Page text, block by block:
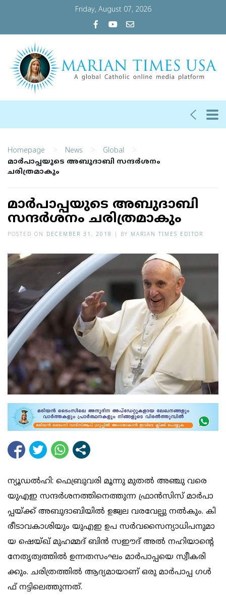
Friday, August 07, 2026
Homepage > News > Global >
മാർപാപ്പയുടെ അബുദാബി സന്ദർശനം
ചരിത്രമാകും
മാർപാപ്പയുടെ അബുദാബി
സന്ദർശനം ചരിത്രമാകും
POSTED ON DECEMBER 31, 2018 BY MARIAN TIMES EDITOR
ന്യൂ​ഡ​ൽ​ഹി: ഫെ​ബ്രു​വ​രി മൂ​ന്നു മു​ത​ൽ അ​ഞ്ചു വ​രെ
യു​എ​ഇ സ​ന്ദ​ർ​ശ​ന​ത്തി​നെ​ത്തു​ന്ന ഫ്രാ​ൻ​സി​സ് മാ​ർ​പാ​
പ്പ​യ്ക്ക് അ​ബു​ദാ​ബി​യി​ൽ ഉ​ജ്വ​ല വ​ര​വേ​ല്പു ന​ൽ​കും. കി​
രീ​ടാ​വ​കാ​ശി​യും യു​എ​ഇ ഉ​പ സ​ർ​വ​സൈ​ന്യാ​ധി​പ​നു​മാ​
യ ഷെ​യ്ഖ് മു​ഹ​മ്മ​ദ് ബി​ൻ സ​ഈ​ദ് അ​ൽ ന​ഹി​യാ​ന്‍റെ
നേ​തൃ​ത്വ​ത്തി​ൽ ഉ​ന്ന​ത​സം​ഘം മാ​ർ​പാ​പ്പ​യെ സ്വീ​ക​രി​
ക്കും. ച​രി​ത്ര​ത്തി​ൽ ആ​ദ്യ​മാ​യാ​ണ് ഒ​രു മാ​ർ​പാ​പ്പ ഗ​ൾ​
ഫ് ന​ട്ടി​ലെ​ത്തു​ന്ന​ത്.